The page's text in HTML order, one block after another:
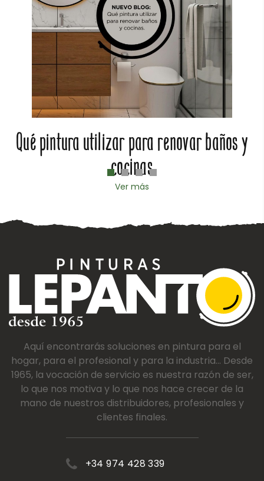
Qué pintura utilizar para renovar baños y
cocinas
Ver más
Aquí encontrarás soluciones en pintura para el
hogar, para el profesional y para la industria... Desde
1965, la vocación de servicio es nuestra razón de ser,
lo que nos motiva y lo que nos hace crecer de la
mano de nuestros distribuidores, profesionales y
clientes finales.
+34 974 428 339